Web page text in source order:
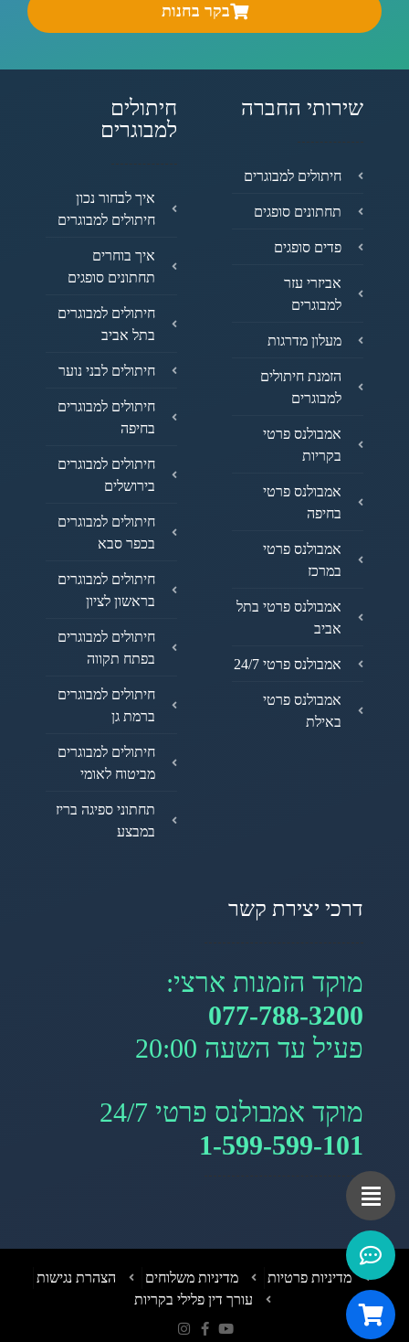
בקר בחנות
שירותי החברה
חיתולים למבוגרים
תחתונים סופגים
פדים סופגים
אביזרי עזר
למבוגרים
מעלון מדרגות
הזמנת חיתולים
למבוגרים
אמבולנס פרטי
בקריות
אמבולנס פרטי
בחיפה
אמבולנס פרטי
במרכז
אמבולנס פרטי בתל
אביב
אמבולנס פרטי 24/7
אמבולנס פרטי
באילת
חיתולים
למבוגרים
איך לבחור נכון
חיתולים למבוגרים
איך בוחרים
תחתונים סופגים
חיתולים למבוגרים
בתל אביב
חיתולים לבני נוער
חיתולים למבוגרים
בחיפה
חיתולים למבוגרים
בירושלים
חיתולים למבוגרים
בכפר סבא
חיתולים למבוגרים
בראשון לציון
חיתולים למבוגרים
בפתח תקווה
חיתולים למבוגרים
ברמת גן
חיתולים למבוגרים
מביטוח לאומי
תחתוני ספיגה בריז
במבצע
דרכי יצירת קשר
מוקד הזמנות ארצי:
077-788-3200
פעיל עד השעה 20:00
מוקד אמבולנס פרטי 24/7
1-599-599-101
מדיניות פרטיות מדיניות משלוחים
הצהרת נגישות
עורך דין פלילי בקריות